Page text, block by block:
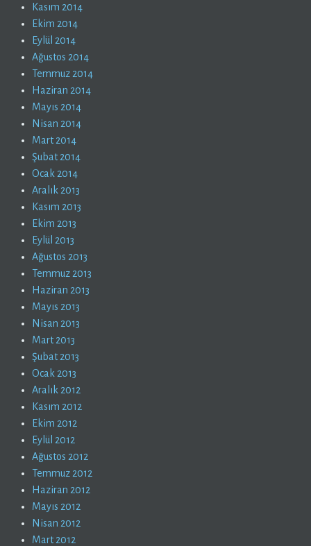
Kasım 2014
Ekim 2014
Eylül 2014
Ağustos 2014
Temmuz 2014
Haziran 2014
Mayıs 2014
Nisan 2014
Mart 2014
Şubat 2014
Ocak 2014
Aralık 2013
Kasım 2013
Ekim 2013
Eylül 2013
Ağustos 2013
Temmuz 2013
Haziran 2013
Mayıs 2013
Nisan 2013
Mart 2013
Şubat 2013
Ocak 2013
Aralık 2012
Kasım 2012
Ekim 2012
Eylül 2012
Ağustos 2012
Temmuz 2012
Haziran 2012
Mayıs 2012
Nisan 2012
Mart 2012